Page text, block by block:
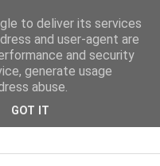
to deliver its services
and user-agent are
and security
generate usage
abuse.
GOT IT